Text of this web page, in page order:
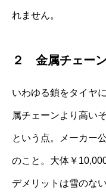
れません。
２ 金属チェーン
いわゆる鎖をタイヤ
属チェーンより高い
という点。メーカー
のこと。大体￥
デメリットは雪のな